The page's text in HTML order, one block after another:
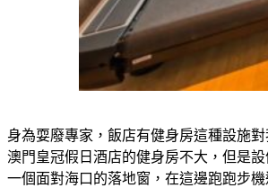
身為耍廢專家，飯店有健身房這種設施對
澳門皇冠假日酒店的健身房不大，但是
一個面對海口的落地窗，在這邊跑跑步機